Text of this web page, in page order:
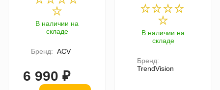
В наличии на
складе
Бренд: ACV
6 990 ₽
В наличии на
складе
Бренд:
TrendVision